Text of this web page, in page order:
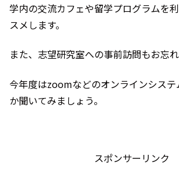
学内の交流カフェや留学プログラムを
スメします。
また、志望研究室への事前訪問もお忘
今年度はzoomなどのオンラインシステ
か聞いてみましょう。
スポンサーリンク